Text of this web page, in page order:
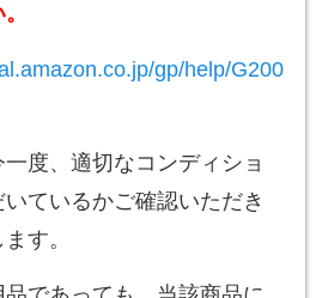
gp/help/G200
度、適切なコンディショ
ているかご確認いただき
す。